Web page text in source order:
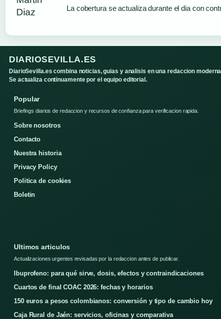
La cobertura se actualiza durante el dia con
DIARIOSEVILLA.ES
DiarioSevilla.es combina noticias, guias y analisis en una redaccion
Se actualiza continuamente por el equipo editorial.
Popular
Briefings diarios de redaccion y recursos de confianza para verificacion rapida.
Sobre nosotros
Contacto
Nuestra historia
Privacy Policy
Politica de cookies
Boletin
Ultimos articulos
Actualizaciones urgentes revisadas por la redaccion antes de publicar.
Ibuprofeno: para qué sirve, dosis, efectos y contraindicaciones
Cuartos de final COAC 2026: fechas y horarios
150 euros a pesos colombianos: conversión y tipo de cambio hoy
Caja Rural de Jaén: servicios, oficinas y comparativa